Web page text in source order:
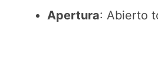
Apertura: Abierto